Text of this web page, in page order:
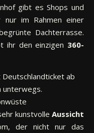
gibt es Shops und
nur im Rahmen einer
Dachterrasse.
ihr den einzigen 360-
kunstvolle Aussicht
der nicht nur das